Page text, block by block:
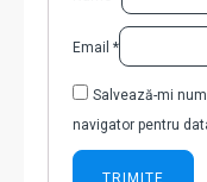
Email *
Salvează-mi
navigator pentru